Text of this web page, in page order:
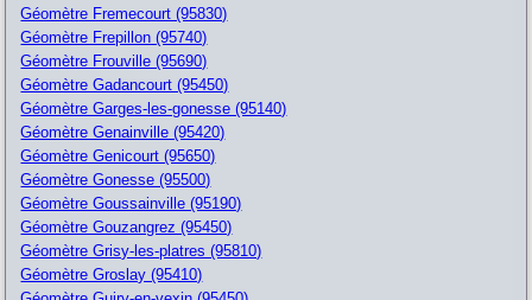
Géomètre Fremecourt (95830)
Géomètre Frepillon (95740)
Géomètre Frouville (95690)
Géomètre Gadancourt (95450)
Géomètre Garges-les-gonesse (95140)
Géomètre Genainville (95420)
Géomètre Genicourt (95650)
Géomètre Gonesse (95500)
Géomètre Goussainville (95190)
Géomètre Gouzangrez (95450)
Géomètre Grisy-les-platres (95810)
Géomètre Groslay (95410)